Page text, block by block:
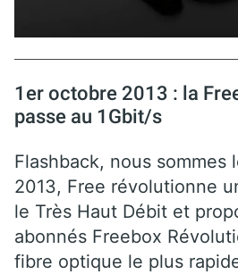
1er octobre 2013 : la
passe au 1Gbit/s
Flashback, nous sommes
2013, Free révolutionne
le Très Haut Débit et
abonnés Freebox
fibre optique le plus